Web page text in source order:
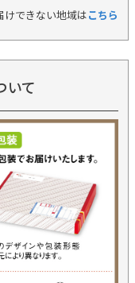
けできない地域はこちら
いて